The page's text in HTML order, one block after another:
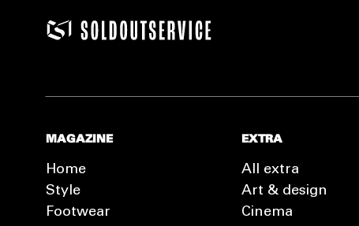
MAGAZINE
Home
Style
Footwear
EXTRA
All extra
Art & design
Cinema